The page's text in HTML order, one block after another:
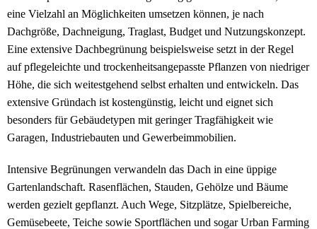
eine Vielzahl an Möglichkeiten umsetzen können, je nach
Dachgröße, Dachneigung, Traglast, Budget und Nutzungskonzept.
Eine extensive Dachbegrünung beispielsweise setzt in der Regel
auf pflegeleichte und trockenheitsangepasste Pflanzen von niedriger
Höhe, die sich weitestgehend selbst erhalten und entwickeln. Das
extensive Gründach ist kostengünstig, leicht und eignet sich
besonders für Gebäudetypen mit geringer Tragfähigkeit wie
Garagen, Industriebauten und Gewerbeimmobilien.
Intensive Begrünungen verwandeln das Dach in eine üppige
Gartenlandschaft. Rasenflächen, Stauden, Gehölze und Bäume
werden gezielt gepflanzt. Auch Wege, Sitzplätze, Spielbereiche,
Gemüsebeete, Teiche sowie Sportflächen und sogar Urban Farming